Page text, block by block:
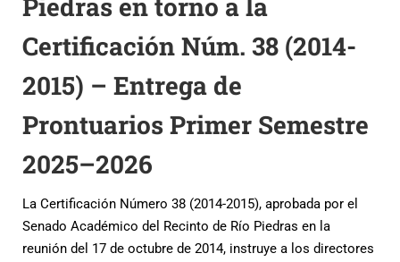
Piedras en torno a la
Certificación Núm. 38 (2014-
2015) – Entrega de
Prontuarios Primer Semestre
2025–2026
La Certificación Número 38 (2014-2015), aprobada por el
Senado Académico del Recinto de Río Piedras en la
reunión del 17 de octubre de 2014, instruye a los directores